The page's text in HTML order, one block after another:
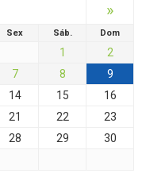
»
Sex Sáb. Dom
1
2
7 8
9
14 15
16
21 22
23
28 29
30